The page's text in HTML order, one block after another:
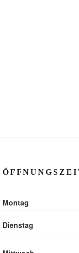
Montag
Dienstag